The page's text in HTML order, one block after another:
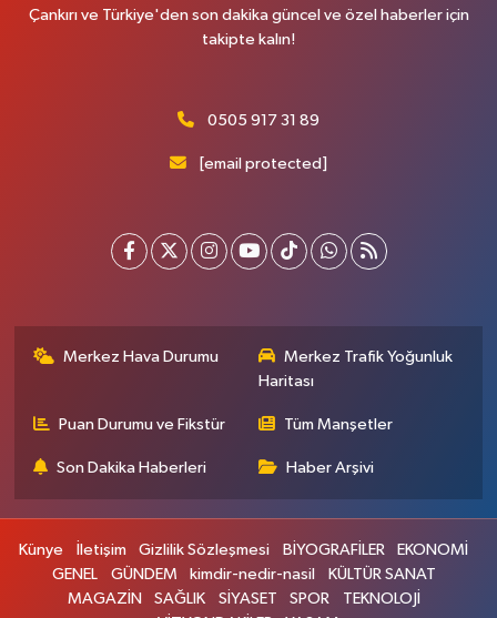
Çankırı ve Türkiye'den son dakika güncel ve özel haberler için
takipte kalın!
0505 917 31 89
[email protected]
Merkez Hava Durumu
Merkez Trafik Yoğunluk
Haritası
Puan Durumu ve Fikstür Tüm Manşetler
Son Dakika Haberleri Haber Arşivi
Künye İletişim Gizlilik Sözleşmesi BİYOGRAFİLER
EKONOMİ
GENEL
GÜNDEM kimdir-nedir-nasil
KÜLTÜR SANAT
MAGAZİN
SAĞLIK SİYASET SPOR
TEKNOLOJİ